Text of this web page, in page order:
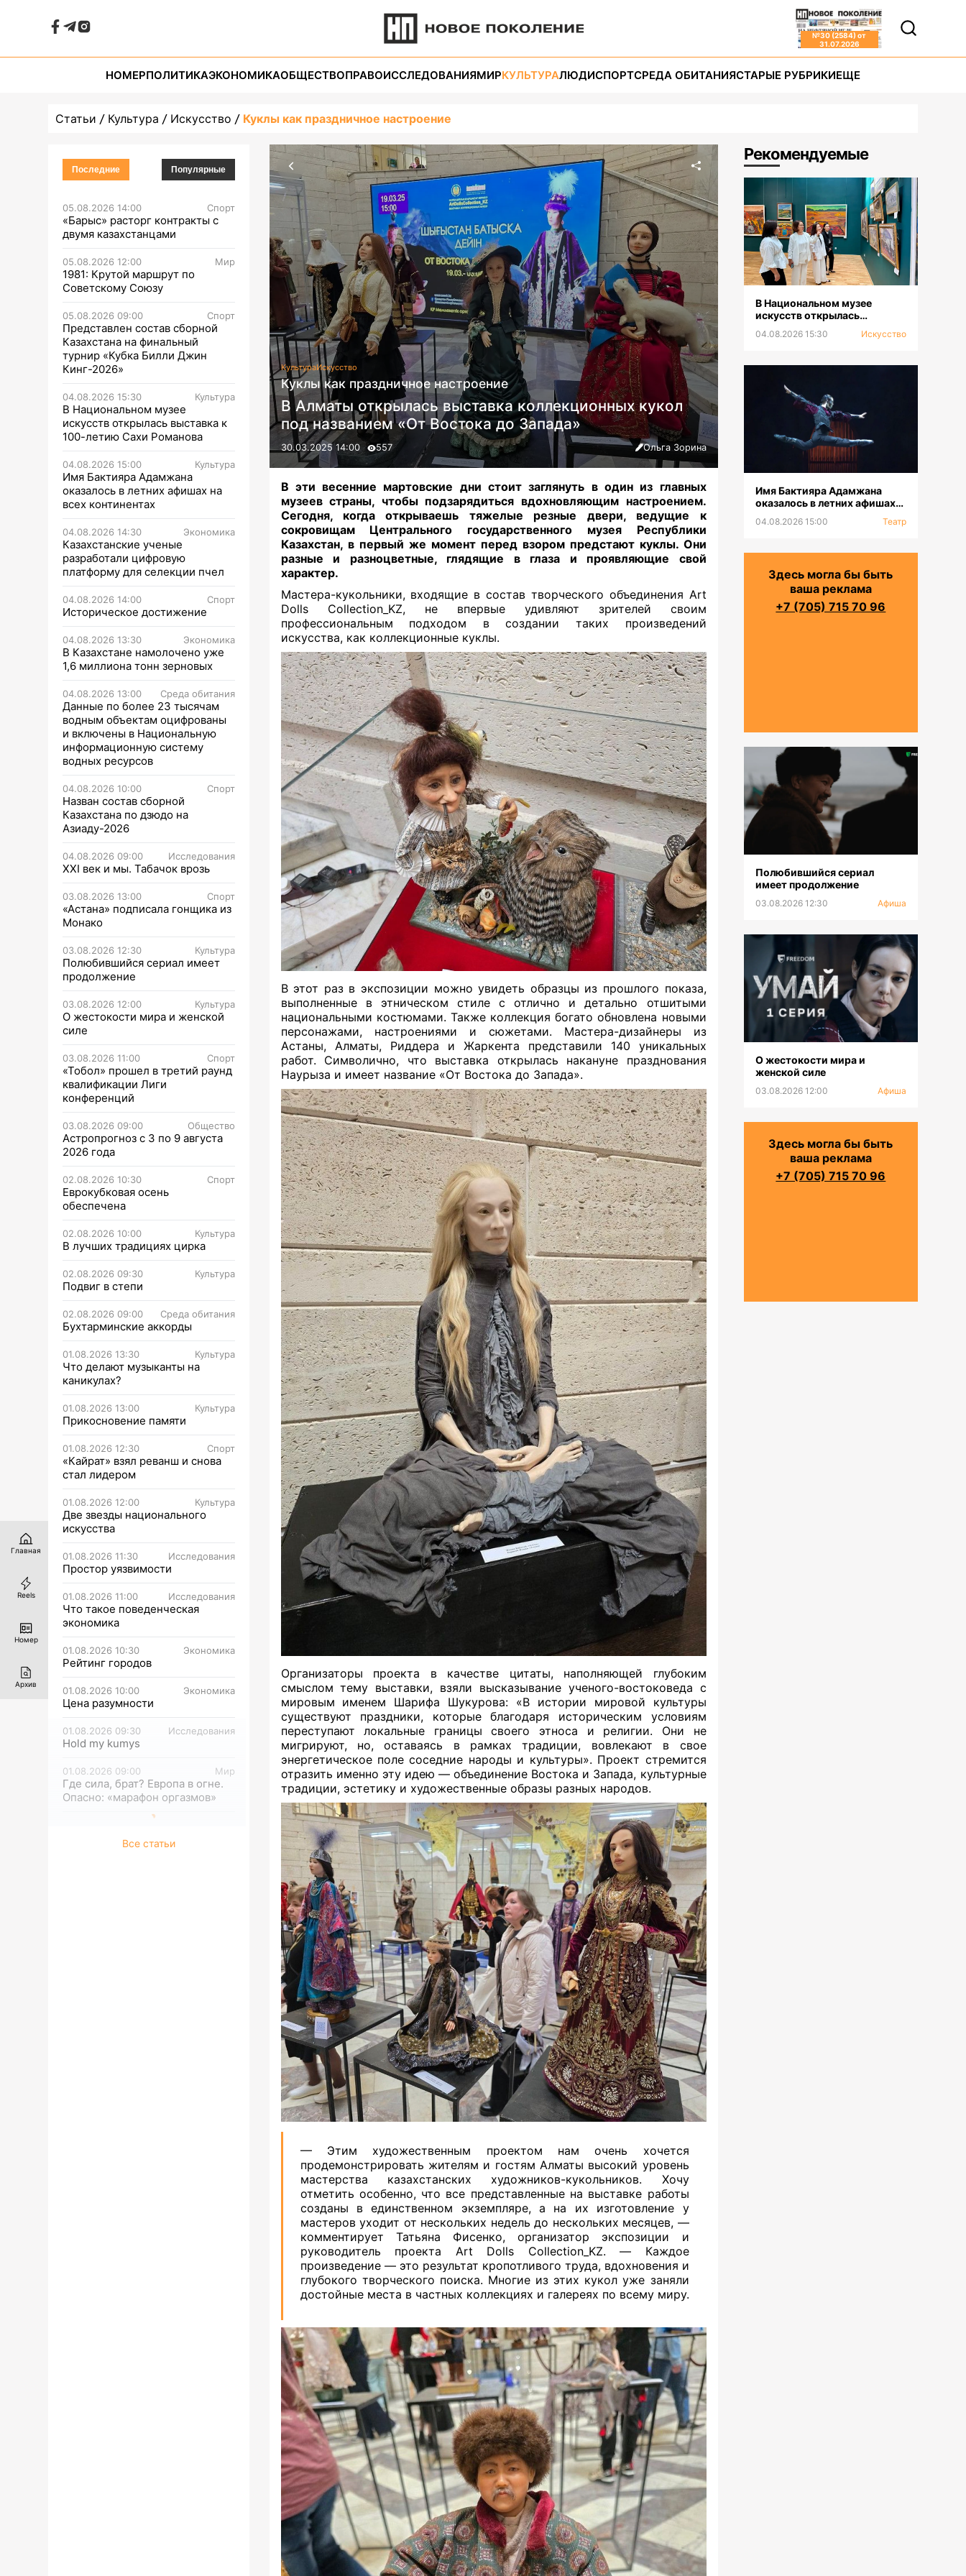
№30 (2584) от
31.07.2026
НОМЕРПОЛИТИКАЭКОНОМИКАОБЩЕСТВОПРАВОИССЛЕДОВАНИЯМИРКУЛЬТУРАЛЮДИСПОРТСРЕДА ОБИТАНИЯСТАРЫЕ РУБРИКИЕЩЕ
Статьи Культура Искусство Куклы как праздничное настроение
Последние Популярные
05.08.2026 14:00 Спорт
«Барыс» расторг контракты с
двумя казахстанцами
05.08.2026 12:00 Мир
1981: Крутой маршрут по
Советскому Союзу
05.08.2026 09:00 Спорт
Представлен состав сборной
Казахстана на финальный
турнир «Кубка Билли Джин
Кинг-2026»
04.08.2026 15:30 Культура
В Национальном музее
искусств открылась выставка к
100-летию Сахи Романова
04.08.2026 15:00 Культура
Имя Бактияра Адамжана
оказалось в летних афишах на
всех континентах
04.08.2026 14:30 Экономика
Казахстанские ученые
разработали цифровую
платформу для селекции пчел
04.08.2026 14:00 Спорт
Историческое достижение
04.08.2026 13:30 Экономика
В Казахстане намолочено уже
1,6 миллиона тонн зерновых
04.08.2026 13:00 Среда обитания
Данные по более 23 тысячам
водным объектам оцифрованы
и включены в Национальную
информационную систему
водных ресурсов
04.08.2026 10:00 Спорт
Назван состав сборной
Казахстана по дзюдо на
Азиаду-2026
04.08.2026 09:00 Исследования
XXI век и мы. Табачок врозь
03.08.2026 13:00 Спорт
«Астана» подписала гонщика из
Монако
03.08.2026 12:30 Культура
Полюбившийся сериал имеет
продолжение
03.08.2026 12:00 Культура
О жестокости мира и женской
силе
03.08.2026 11:00 Спорт
«Тобол» прошел в третий раунд
квалификации Лиги
конференций
03.08.2026 09:00 Общество
Астропрогноз с 3 по 9 августа
2026 года
02.08.2026 10:30 Спорт
Еврокубковая осень
обеспечена
02.08.2026 10:00 Культура
В лучших традициях цирка
02.08.2026 09:30 Культура
Подвиг в степи
02.08.2026 09:00 Среда обитания
Бухтарминские аккорды
01.08.2026 13:30 Культура
Что делают музыканты на
каникулах?
01.08.2026 13:00 Культура
Прикосновение памяти
01.08.2026 12:30 Спорт
«Кайрат» взял реванш и снова
стал лидером
01.08.2026 12:00 Культура
Две звезды национального
искусства
01.08.2026 11:30 Исследования
Простор уязвимости
01.08.2026 11:00 Исследования
Что такое поведенческая
экономика
01.08.2026 10:30 Экономика
Рейтинг городов
01.08.2026 10:00 Экономика
Цена разумности
01.08.2026 09:30 Исследования
Hold my kumys
01.08.2026 09:00 Мир
Где сила, брат? Европа в огне.
Опасно: «марафон оргазмов»
Все статьи
КультураИскусство
Куклы как праздничное настроение
В Алматы открылась выставка коллекционных кукол
под названием «От Востока до Запада»
30.03.2025 14:00 557 Ольга Зорина
В эти весенние мартовские дни стоит заглянуть в один из главных
музеев страны, чтобы подзарядиться вдохновляющим настроением.
Сегодня, когда открываешь тяжелые резные двери, ведущие к
сокровищам Центрального государственного музея Республики
Казахстан, в первый же момент перед взором предстают куклы. Они
разные и разноцветные, глядящие в глаза и проявляющие свой
характер.
Мастера-кукольники, входящие в состав творческого объединения Art
Dolls Collection_KZ, не впервые удивляют зрителей своим
профессиональным подходом в создании таких произведений
искусства, как коллекционные куклы.
В этот раз в экспозиции можно увидеть образцы из прошлого показа,
выполненные в этническом стиле с отлично и детально отшитыми
национальными костюмами. Также коллекция богато обновлена новыми
персонажами, настроениями и сюжетами. Мастера-дизайнеры из
Астаны, Алматы, Риддера и Жаркента представили 140 уникальных
работ. Символично, что выставка открылась накануне празднования
Наурыза и имеет название «От Востока до Запада».
Организаторы проекта в качестве цитаты, наполняющей глубоким
смыслом тему выставки, взяли высказывание ученого-востоковеда с
мировым именем Шарифа Шукурова: «В истории мировой культуры
существуют праздники, которые благодаря историческим условиям
переступают локальные границы своего этноса и религии. Они не
мигрируют, но, оставаясь в рамках традиции, вовлекают в свое
энергетическое поле соседние народы и культуры». Проект стремится
отразить именно эту идею — объединение Востока и Запада, культурные
традиции, эстетику и художественные образы разных народов.
— Этим художественным проектом нам очень хочется
продемонстрировать жителям и гостям Алматы высокий уровень
мастерства казахстанских художников-кукольников. Хочу
отметить особенно, что все представленные на выставке работы
созданы в единственном экземпляре, а на их изготовление у
мастеров уходит от нескольких недель до нескольких месяцев, —
комментирует Татьяна Фисенко, организатор экспозиции и
руководитель проекта Art Dolls Collection_KZ. — Каждое
произведение — это результат кропотливого труда, вдохновения и
глубокого творческого поиска. Многие из этих кукол уже заняли
достойные места в частных коллекциях и галереях по всему миру.
Рекомендуемые
В Национальном музее
искусств открылась
Романова
04.08.2026 15:30 Искусство
Имя Бактияра Адамжана
оказалось в летних афишах
04.08.2026 15:00 Театр
Здесь могла бы быть
ваша реклама
+7 (705) 715 70 96
Полюбившийся сериал
имеет продолжение
03.08.2026 12:30 Афиша
О жестокости мира и
женской силе
03.08.2026 12:00 Афиша
Здесь могла бы быть
ваша реклама
+7 (705) 715 70 96
Главная
Reels
Номер
Архив